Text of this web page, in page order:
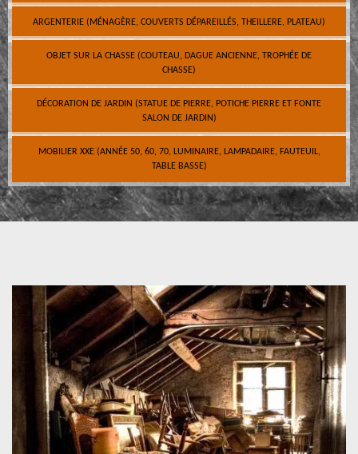
ARGENTERIE (MÉNAGÈRE, COUVERTS DÉPAREILLÉS, THEILLERE, PLATEAU)
OBJET SUR LA CHASSE (COUTEAU, DAGUE ANCIENNE, TROPHÉE DE
CHASSE)
DÉCORATION DE JARDIN (STATUE DE PIERRE, POTICHE PIERRE ET FONTE
SALON DE JARDIN)
MOBILIER XXE (ANNÉE 50, 60, 70, LUMINAIRE, LAMPADAIRE, FAUTEUIL,
TABLE BASSE)